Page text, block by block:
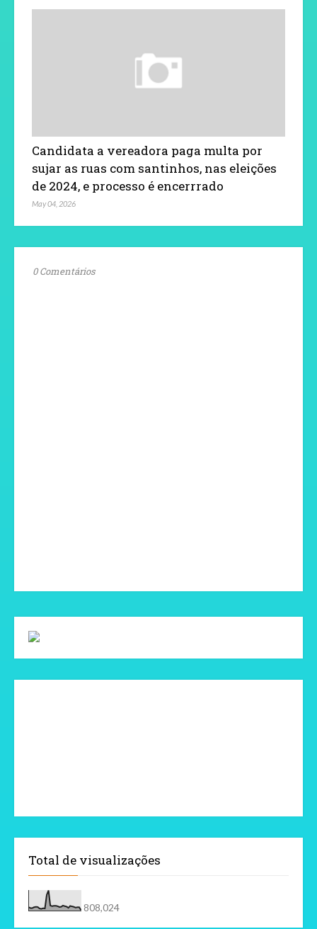
Candidata a vereadora paga multa por
sujar as ruas com santinhos, nas eleições
de 2024, e processo é encerrrado
May 04, 2026
0 Comentários
Total de visualizações
808,024